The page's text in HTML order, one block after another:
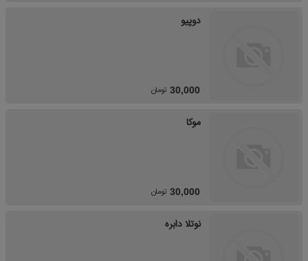
دوپیو
30,000 تومان
موکا
30,000 تومان
نوتلا دابره